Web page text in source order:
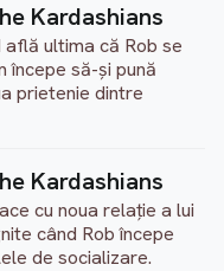
Kardashians
ultima că Rob se
începe să-și pună
prietenie dintre
Kardashians
cu noua relație a lui
când Rob începe
de socializare.